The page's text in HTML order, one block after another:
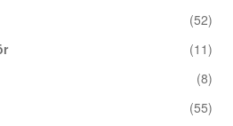
(52)
(11)
(8)
(55)